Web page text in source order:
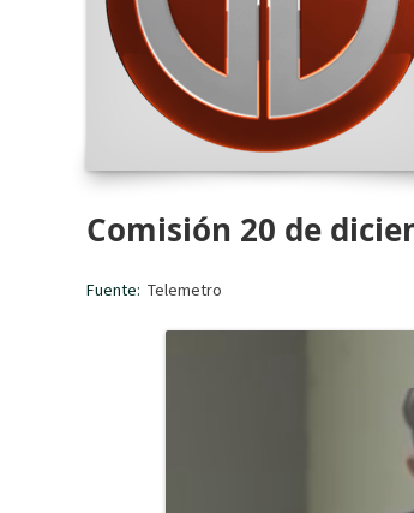
Comisión 20 de
Fuente: Telemetro